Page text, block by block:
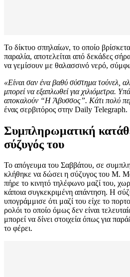
Το δίκτυο σπηλαίων, το οποίο
παραλία, αποτελείται από δεκάδες
να γεμίσουν με θαλασσινό νερό,
«Είναι σαν ένα βαθύ σύστημα τούνελ,
μπορεί να εξαπλωθεί για χιλιόμετρα.
αποκαλούν “Η Άβυσσος”. Κάτι πολύ
ένας σερβιτόρος στην Daily Telegraph.
Συμπληρωματική
σύζυγός του
Το απόγευμα του Σαββάτου, σε
κλήθηκε να δώσει η σύζυγος του Μ.
πήρε το κινητό τηλέφωνο μαζί του,
κάποια συγκεκριμένη απάντηση. Η
υπογράμμισε ότι μαζί του είχε το
ρολόι το οποίο όμως δεν είναι
μπορεί να δίνει στοιχεία όπως για
το φέρει.